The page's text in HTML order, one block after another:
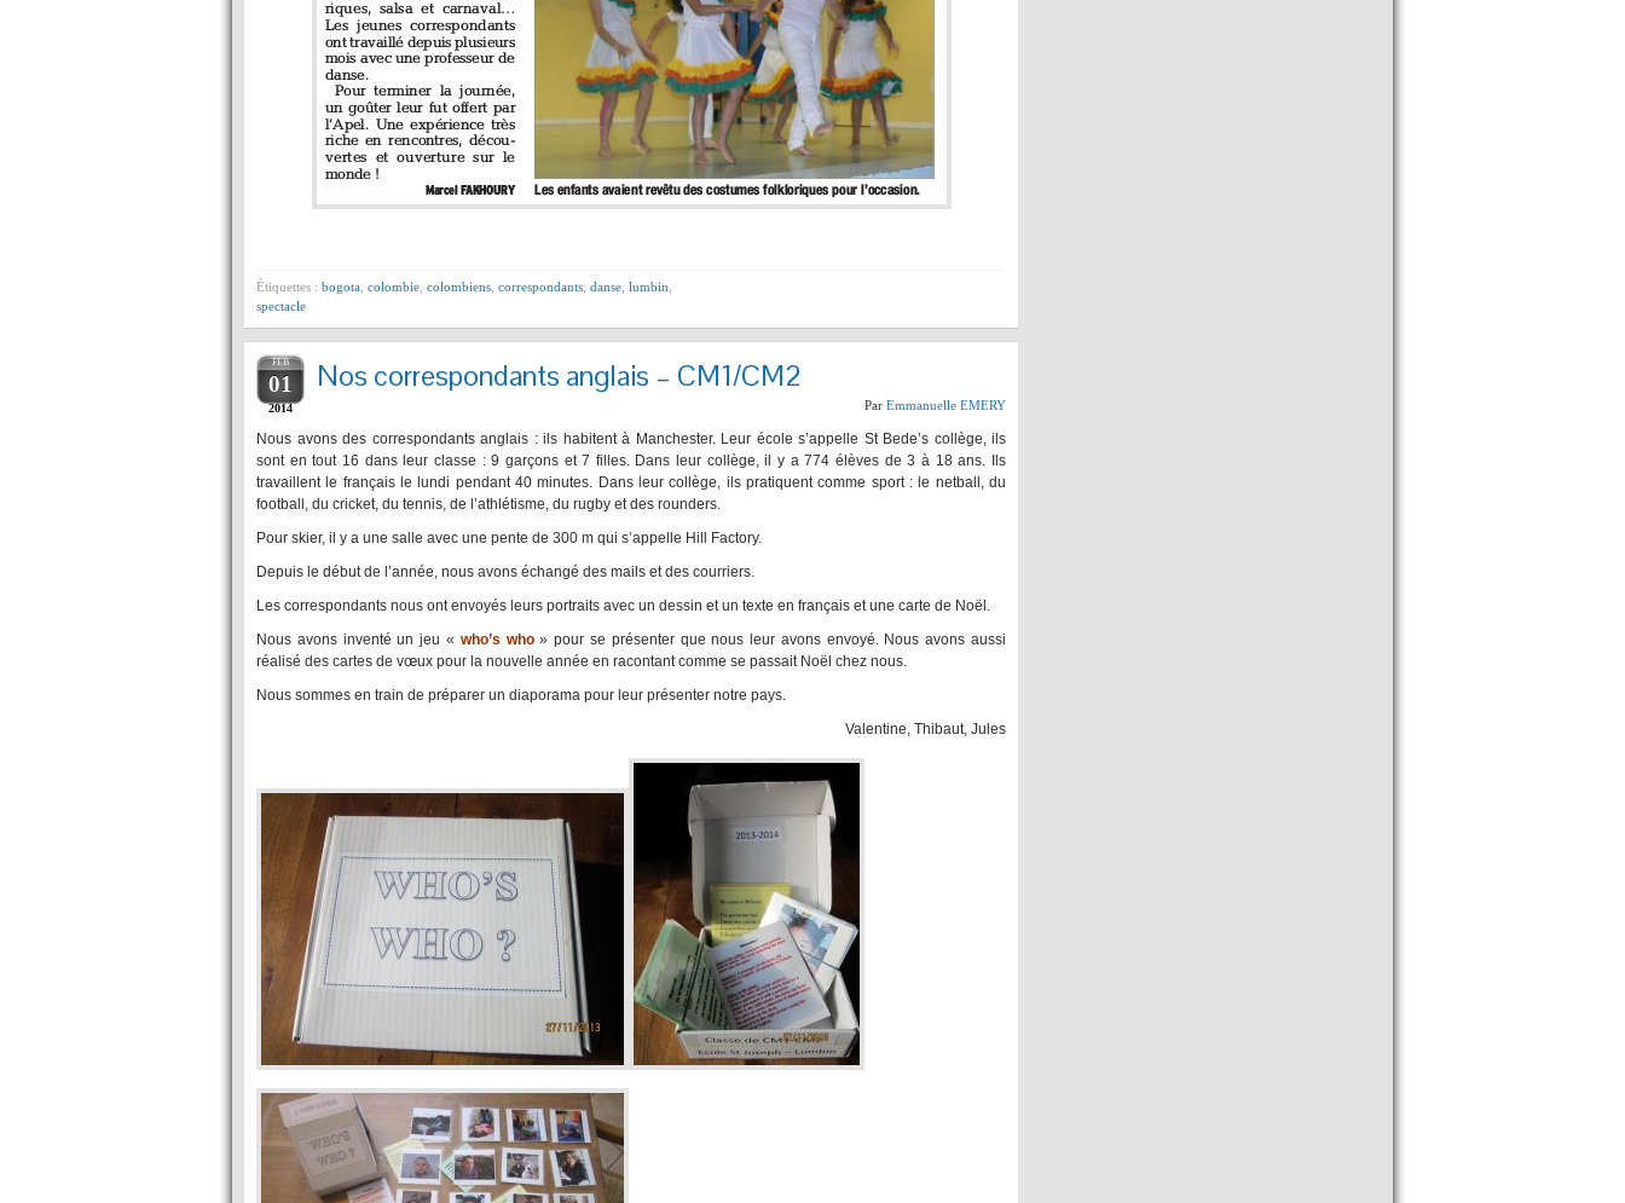
Étiquettes : bogota colombie colombiens correspondants danse lumbin
spectacle
FEB
01
2014
Nos correspondants anglais – CM1/CM2
Par Emmanuelle EMERY
Nous avons des correspondants anglais : ils habitent à Manchester. Leur école s’appelle St Bede’s collège, ils
sont en tout 16 dans leur classe : 9 garçons et 7 filles. Dans leur collège, il y a 774 élèves de 3 à 18 ans. Ils
travaillent le français le lundi pendant 40 minutes. Dans leur collège, ils pratiquent comme sport : le netball, du
football, du cricket, du tennis, de l’athlétisme, du rugby et des rounders.
Pour skier, il y a une salle avec une pente de 300 m qui s’appelle Hill Factory.
Depuis le début de l’année, nous avons échangé des mails et des courriers.
Les correspondants nous ont envoyés leurs portraits avec un dessin et un texte en français et une carte de Noël.
Nous avons inventé un jeu « who’s who» pour se présenter que nous leur avons envoyé. Nous avons aussi
réalisé des cartes de vœux pour la nouvelle année en racontant comme se passait Noël chez nous.
Nous sommes en train de préparer un diaporama pour leur présenter notre pays.
Valentine, Thibaut, Jules